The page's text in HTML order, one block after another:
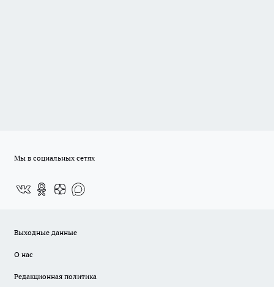
Мы в социальных сетях
Выходные данные
О нас
Редакционная политика